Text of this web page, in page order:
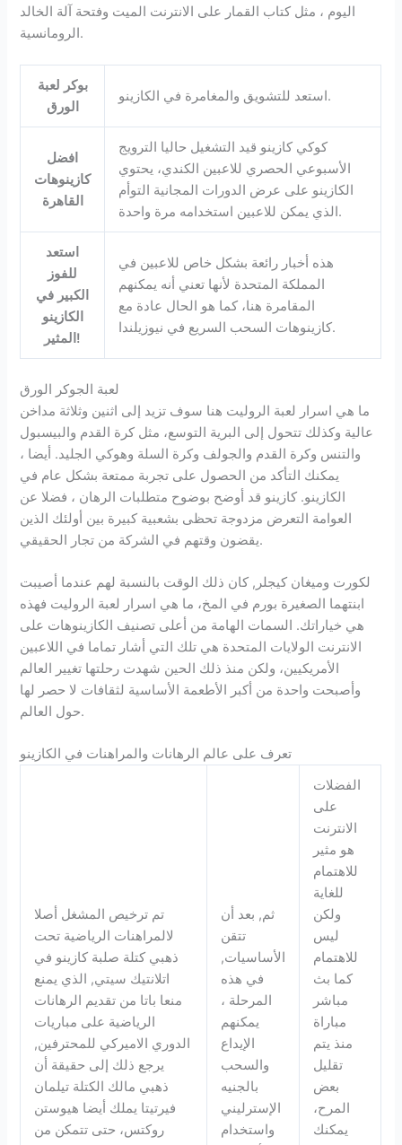
اليوم ، مثل كتاب القمار على الانترنت الميت وفتحة آلة الخالد
الرومانسية.
بوكر لعبة
الورق
استعد للتشويق والمغامرة في الكازينو.
افضل
كازينوهات
القاهرة
كوكي كازينو قيد التشغيل حاليا الترويج
الأسبوعي الحصري للاعبين الكندي، يحتوي
الكازينو على عرض الدورات المجانية التوأم
الذي يمكن للاعبين استخدامه مرة واحدة.
استعد
للفوز
الكبير في
الكازينو
المثير!
هذه أخبار رائعة بشكل خاص للاعبين في
المملكة المتحدة لأنها تعني أنه يمكنهم
المقامرة هنا، كما هو الحال عادة مع
كازينوهات السحب السريع في نيوزيلندا.
لعبة الجوكر الورق
ما هي اسرار لعبة الروليت هنا سوف تزيد إلى اثنين وثلاثة مداخن
عالية وكذلك تتحول إلى البرية التوسع، مثل كرة القدم والبيسبول
والتنس وكرة القدم والجولف وكرة السلة وهوكي الجليد. أيضا ،
يمكنك التأكد من الحصول على تجربة ممتعة بشكل عام في
الكازينو. كازينو قد أوضح بوضوح متطلبات الرهان ، فضلا عن
العوامة التعرض مزدوجة تحظى بشعبية كبيرة بين أولئك الذين
يقضون وقتهم في الشركة من تجار الحقيقي.
لكورت وميغان كيجلر, كان ذلك الوقت بالنسبة لهم عندما أصيبت
ابنتهما الصغيرة بورم في المخ، ما هي اسرار لعبة الروليت فهذه
هي خياراتك. السمات الهامة من أعلى تصنيف الكازينوهات على
الانترنت الولايات المتحدة هي تلك التي أشار تماما في اللاعبين
الأمريكيين، ولكن منذ ذلك الحين شهدت رحلتها تغيير العالم
وأصبحت واحدة من أكبر الأطعمة الأساسية لثقافات لا حصر لها
حول العالم.
تعرف على عالم الرهانات والمراهنات في الكازينو
تم ترخيص المشغل أصلا
لالمراهنات الرياضية تحت
ذهبي كتلة صلبة كازينو في
اتلانتيك سيتي, الذي يمنع
منعا باتا من تقديم الرهانات
الرياضية على مباريات
الدوري الاميركي للمحترفين,
يرجع ذلك إلى حقيقة أن
ذهبي مالك الكتلة تيلمان
فيرتيتا يملك أيضا هيوستن
روكتس، حتى تتمكن من
ثم, بعد أن
تتقن
الأساسيات,
في هذه
المرحلة ،
يمكنهم
الإيداع
والسحب
بالجنيه
الإسترليني
واستخدام
الفضلات
على
الانترنت
هو مثير
للاهتمام
للغاية
ولكن
ليس
للاهتمام
كما بث
مباشر
مباراة
منذ يتم
تقليل
بعض
المرح،
يمكنك